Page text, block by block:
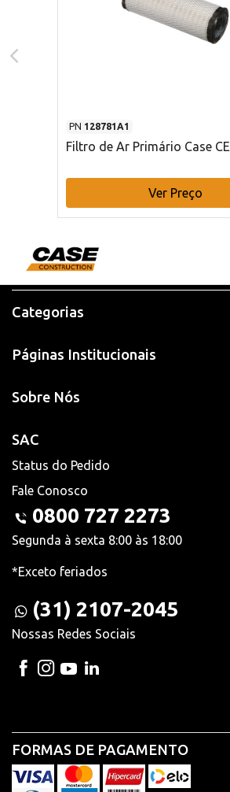
PN 128781A1
Filtro de Ar Primário Case CE
Ver Preço
Categorias
Páginas Institucionais
Sobre Nós
SAC
Status do Pedido
Fale Conosco
0800 727 2273
Segunda à sexta 8:00 às 18:00
*Exceto feriados
(31) 2107-2045
Nossas Redes Sociais
FORMAS DE PAGAMENTO